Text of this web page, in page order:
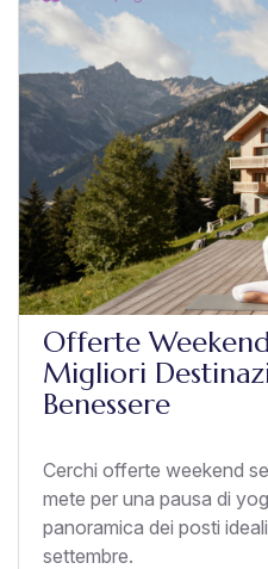
Offerte
Migliori
Benessere
Cerchi offerte weekend
mete per una pausa di
panoramica dei posti
settembre.